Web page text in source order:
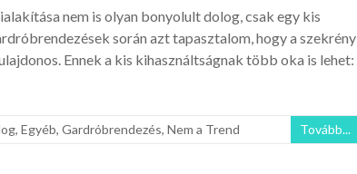
nem is olyan bonyolult dolog, csak egy kis
során azt tapasztalom, hogy a szekrény
Ennek a kis kihasználtságnak több oka is lehet:
, Egyéb, Gardróbrendezés, Nem a Trend Tovább...